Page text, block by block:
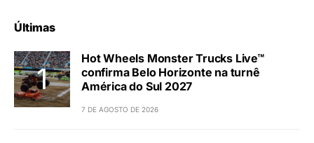
Últimas
Hot Wheels Monster Trucks Live™
confirma Belo Horizonte na turnê
América do Sul 2027
7 DE AGOSTO DE 2026